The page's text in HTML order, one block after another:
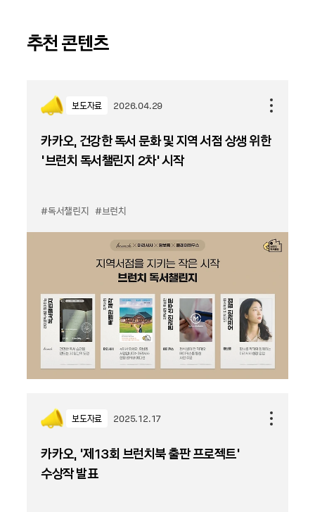
추천 콘텐츠
보도자료 2026.04.29
카카오, 건강한 독서 문화 및 지역 서점 상생 위한
‘브런치 독서챌린지 2차’ 시작
#독서챌린지 #브런치
보도자료 2025.12.17
카카오, ‘제13회 브런치북 출판 프로젝트’
수상작 발표